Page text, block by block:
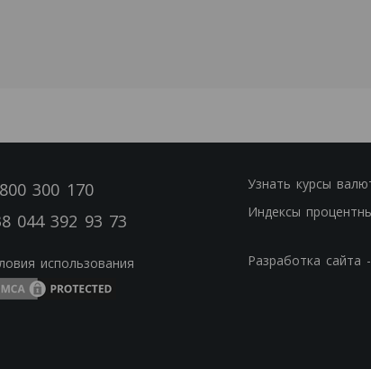
300 170
044 392 93 73
использования
Узнать курсы
Индексы
Разработка сайта